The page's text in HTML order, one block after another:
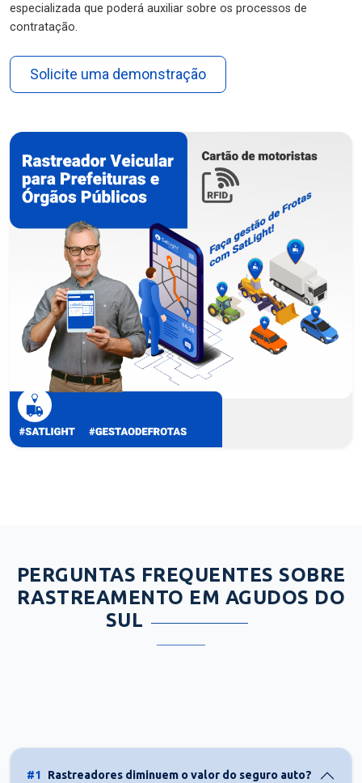
especializada que poderá auxiliar sobre os processos de
contratação.
Solicite uma demonstração
PERGUNTAS FREQUENTES SOBRE
RASTREAMENTO EM AGUDOS DO
SUL
#1 Rastreadores diminuem o valor do seguro auto?